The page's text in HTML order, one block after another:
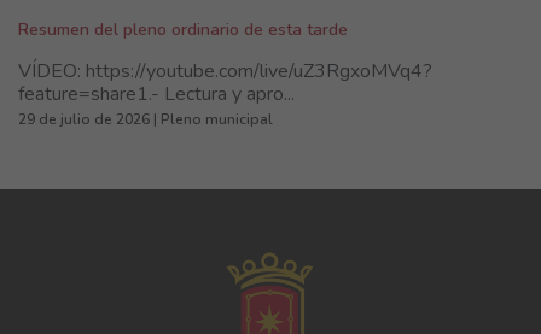
Resumen del pleno ordinario de esta tarde
VÍDEO: https://youtube.com/live/uZ3RgxoMVq4?
feature=share1.- Lectura y apro...
29 de julio de 2026 | Pleno municipal